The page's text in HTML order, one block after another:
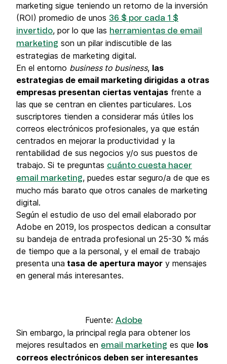
marketing sigue teniendo un retorno de la inversión
(ROI) promedio de unos 36 $ por cada 1 $
invertido, por lo que las herramientas de email
marketing son un pilar indiscutible de las
estrategias de marketing digital.
En el entorno business to business, las
estrategias de email marketing dirigidas a otras
empresas presentan ciertas ventajas frente a
las que se centran en clientes particulares. Los
suscriptores tienden a considerar más útiles los
correos electrónicos profesionales, ya que están
centrados en mejorar la productividad y la
rentabilidad de sus negocios y/o sus puestos de
trabajo. Si te preguntas cuánto cuesta hacer
email marketing, puedes estar seguro/a de que es
mucho más barato que otros canales de marketing
digital.
Según el estudio de uso del email elaborado por
Adobe en 2019, los prospectos dedican a consultar
su bandeja de entrada profesional un 25-30 % más
de tiempo que a la personal, y el email de trabajo
presenta una tasa de apertura mayor y mensajes
en general más interesantes.
Fuente: Adobe
Sin embargo, la principal regla para obtener los
mejores resultados en email marketing es que los
correos electrónicos deben ser interesantes